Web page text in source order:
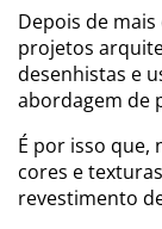
Depois de
projetos
desenhistas e
abordagem de
É por isso que,
cores e
revestimento